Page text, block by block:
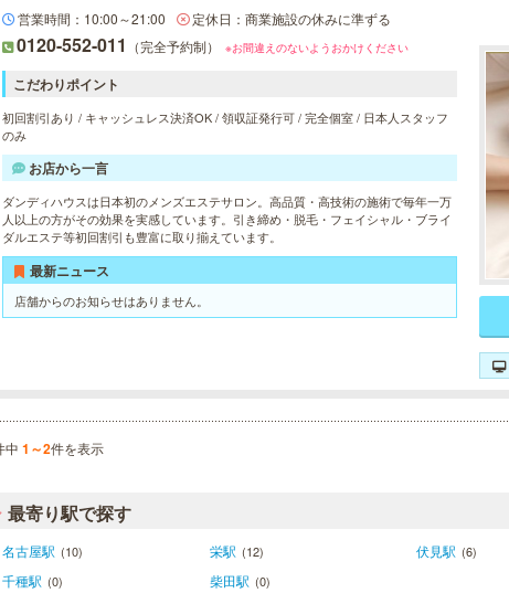
営業時間：10:00～21:00 定休日：商業施設の休みに準ずる
0120-552-011 （完全予約制） ※お間違えのないようおかけください
こだわりポイント
初回割引あり / キャッシュレス決済OK / 領収証発行可 / 完全個室 / 日本人スタッフ
のみ
お店から一言
ダンディハウスは日本初のメンズエステサロン。高品質・高技術の施術で毎年一万
人以上の方がその効果を実感しています。引き締め・脱毛・フェイシャル・ブライ
ダルエステ等初回割引も豊富に取り揃えています。
最新ニュース
店舗からのお知らせはありません。
中 1～2件を表示
最寄り駅で探す
名古屋駅 (10) 栄駅 (12) 伏見駅 (6)
千種駅 (0) 柴田駅 (0)